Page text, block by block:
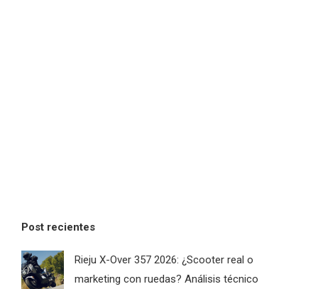
Post recientes
Rieju X-Over 357 2026: ¿Scooter real o
marketing con ruedas? Análisis técnico